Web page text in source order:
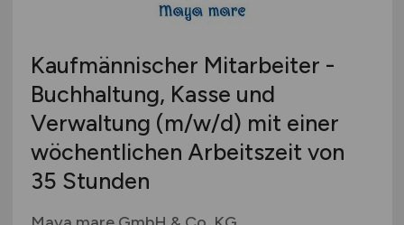
Kaufmännischer Mitarbeiter -
Buchhaltung, Kasse und
Verwaltung (m/w/d) mit einer
wöchentlichen Arbeitszeit von
35 Stunden